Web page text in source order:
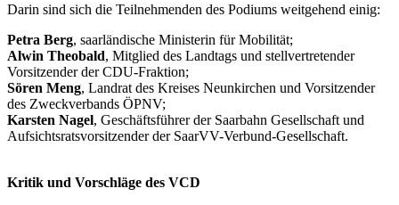
Darin sind sich die Teilnehmenden des Podiums weitgehend einig:
Petra Berg, saarländische Ministerin für Mobilität;
Alwin Theobald, Mitglied des Landtags und stellvertretender
Vorsitzender der CDU-Fraktion;
Sören Meng, Landrat des Kreises Neunkirchen und Vorsitzender
des Zweckverbands ÖPNV;
Karsten Nagel, Geschäftsführer der Saarbahn Gesellschaft und
Aufsichtsratsvorsitzender der SaarVV-Verbund-Gesellschaft.
Kritik und Vorschläge des VCD